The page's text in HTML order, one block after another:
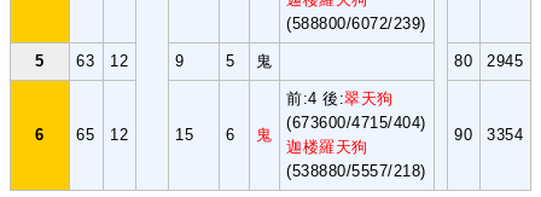
(588800/6072/239)
5 63 12 9 5 鬼 80 2945
6 65 12 15 6 鬼
前:4 後:翠天狗
(673600/4715/404)
迦楼羅天狗
(538880/5557/218)
90 3354